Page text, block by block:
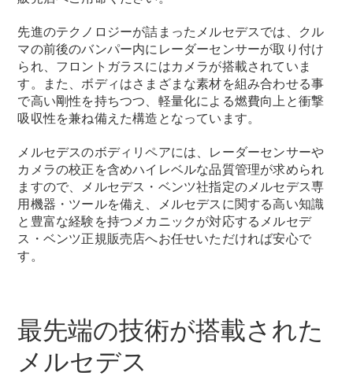
S-Class
Sedan
Long
New
Mercedes-
Maybach
S-Class
New
試乗リクエ
スト
オンライン
ショールー
ム
SUV
All SUV
EQA
電気
先進のテクノロジーが詰まったメルセデスでは、クル
マの前後のバンパー内にレーダーセンサーが取り付け
られ、フロントガラスにはカメラが搭載されていま
す。また、ボディはさまざまな素材を組み合わせる事
で高い剛性を持ちつつ、軽量化による燃費向上と衝撃
吸収性を兼ね備えた構造となっています。
メルセデスのボディリペアには、レーダーセンサーや
カメラの校正を含めハイレベルな品質管理が求められ
ますので、メルセデス・ベンツ社指定のメルセデス専
用機器・ツールを備え、メルセデスに関する高い知識
と豊富な経験を持つメカニックが対応するメルセデ
ス・ベンツ正規販売店へお任せいただければ安心で
す。
最先端の技術が搭載された
メルセデス